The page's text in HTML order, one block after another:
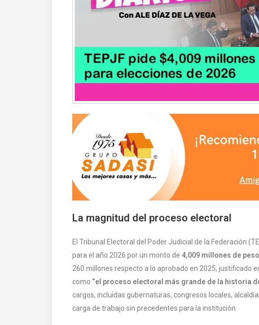
La magnitud del proceso electoral
El Tribunal Electoral del Poder Judicial de la Federación
para el año 2026 por un monto de 4,009 millones de
260 millones respecto a lo aprobado en 2025, justificado
como “el proceso electoral más grande de la historia
cargos, incluidas gubernaturas, congresos locales,
carga de trabajo sin precedentes para la institución.